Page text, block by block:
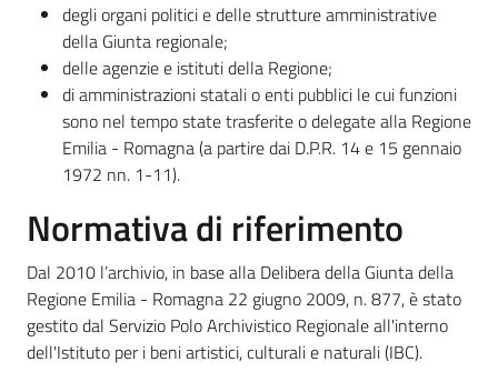
Argomenti
Contatti
Seguici
su
degli organi politici e delle strutture amministrative
della Giunta regionale;
delle agenzie e istituti della Regione;
di amministrazioni statali o enti pubblici le cui funzioni
sono nel tempo state trasferite o delegate alla Regione
Emilia - Romagna (a partire dai D.P.R. 14 e 15 gennaio
1972 nn. 1-11).
Normativa di riferimento
Dal 2010 l’archivio, in base alla Delibera della Giunta della
Regione Emilia - Romagna 22 giugno 2009, n. 877, è stato
gestito dal Servizio Polo Archivistico Regionale all'interno
dell'Istituto per i beni artistici, culturali e naturali (IBC).